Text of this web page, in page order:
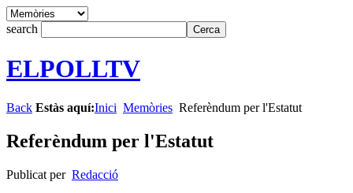
search
ELPOLLTV
Back Estàs aquí:Inici Memòries Referèndum per l'Estatut
Referèndum per l'Estatut
Publicat per Redacció